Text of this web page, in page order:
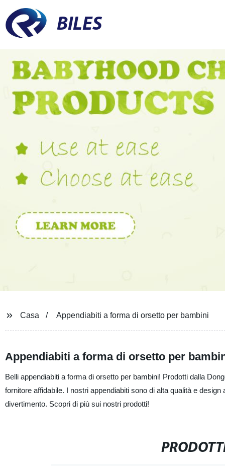
BILES
Casa Appendiabiti a forma di orsetto per bambini
Appendiabiti a forma di orsetto per
Belli appendiabiti a forma di orsetto per bambini! Prodotti dalla
fornitore affidabile. I nostri appendiabiti sono di alta qualità e
divertimento. Scopri di più sui nostri prodotti!